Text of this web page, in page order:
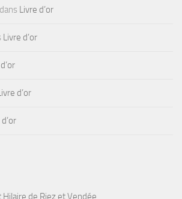
dans Livre d’or
Livre d’or
d’or
Hilaire de Riez et Vendée